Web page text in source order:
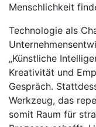
Menschlichkeit
Technologie als
„Künstliche
Kreativität und
Gespräch.
Werkzeug, das
somit Raum für